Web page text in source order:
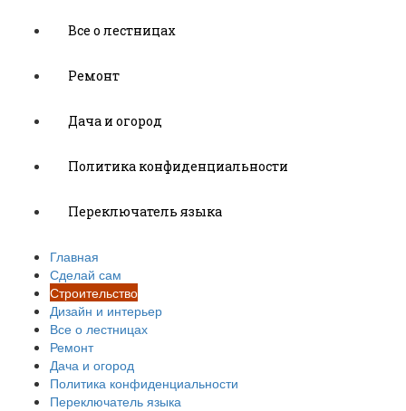
Все о лестницах
Ремонт
Дача и огород
Политика конфиденциальности
Переключатель языка
Главная
Сделай сам
Строительство
Дизайн и интерьер
Все о лестницах
Ремонт
Дача и огород
Политика конфиденциальности
Переключатель языка